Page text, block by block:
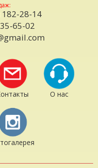
182-28-14
65-02
О нас